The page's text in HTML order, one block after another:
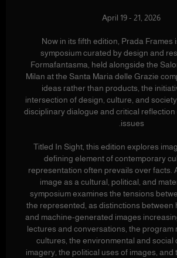
April 19 - 21, 2026
Now in its fifth edition, Prada Frames
symposium curated by design and
Formafantasma, held alongside the
Milan at the Santa Maria delle Grazie
ideas rather than products, the
intersection of design, culture, and
disciplinary dialogue and critical
issues.
Titled In Sight, this edition explores
defining element of contemporary
representation often prevails over facts.
image as a cultural, political, and
symposium examines the tensions
the represented, as distinctions between
and machine-generated images
lectures and conversations, the program
cultures, the environmental and social
imagery, the political uses of images, and